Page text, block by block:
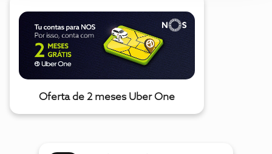
Oferta de 2 meses Uber One